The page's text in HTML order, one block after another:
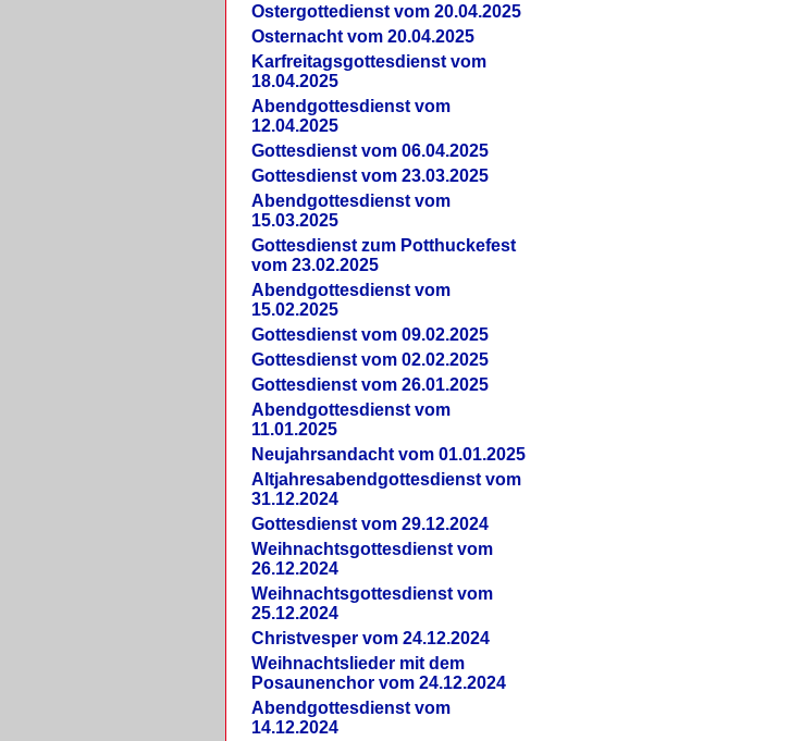
Ostergottedienst vom 20.04.2025
Osternacht vom 20.04.2025
Karfreitagsgottesdienst vom
18.04.2025
Abendgottesdienst vom
12.04.2025
Gottesdienst vom 06.04.2025
Gottesdienst vom 23.03.2025
Abendgottesdienst vom
15.03.2025
Gottesdienst zum Potthuckefest
vom 23.02.2025
Abendgottesdienst vom
15.02.2025
Gottesdienst vom 09.02.2025
Gottesdienst vom 02.02.2025
Gottesdienst vom 26.01.2025
Abendgottesdienst vom
11.01.2025
Neujahrsandacht vom 01.01.2025
Altjahresabendgottesdienst vom
31.12.2024
Gottesdienst vom 29.12.2024
Weihnachtsgottesdienst vom
26.12.2024
Weihnachtsgottesdienst vom
25.12.2024
Christvesper vom 24.12.2024
Weihnachtslieder mit dem
Posaunenchor vom 24.12.2024
Abendgottesdienst vom
14.12.2024